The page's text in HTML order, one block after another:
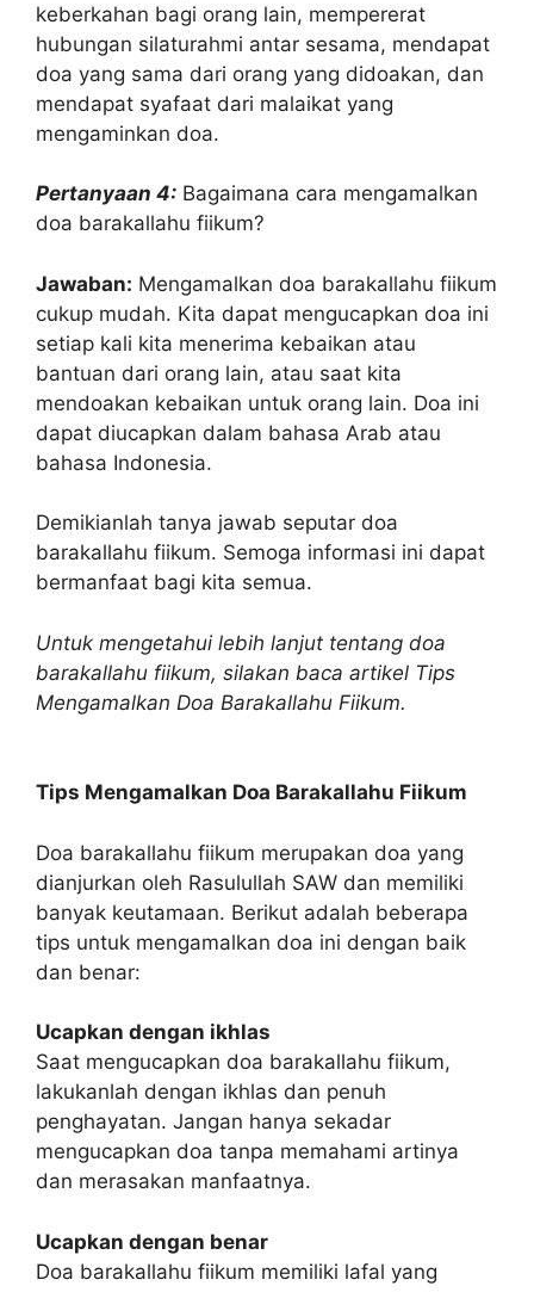
keberkahan bagi orang lain, mempererat
hubungan silaturahmi antar sesama, mendapat
doa yang sama dari orang yang didoakan, dan
mendapat syafaat dari malaikat yang
mengaminkan doa.
Pertanyaan 4: Bagaimana cara mengamalkan
doa barakallahu fiikum?
Jawaban: Mengamalkan doa barakallahu fiikum
cukup mudah. Kita dapat mengucapkan doa ini
setiap kali kita menerima kebaikan atau
bantuan dari orang lain, atau saat kita
mendoakan kebaikan untuk orang lain. Doa ini
dapat diucapkan dalam bahasa Arab atau
bahasa Indonesia.
Demikianlah tanya jawab seputar doa
barakallahu fiikum. Semoga informasi ini dapat
bermanfaat bagi kita semua.
Untuk mengetahui lebih lanjut tentang doa
barakallahu fiikum, silakan baca artikel Tips
Mengamalkan Doa Barakallahu Fiikum.
Tips Mengamalkan Doa Barakallahu Fiikum
Doa barakallahu fiikum merupakan doa yang
dianjurkan oleh Rasulullah SAW dan memiliki
banyak keutamaan. Berikut adalah beberapa
tips untuk mengamalkan doa ini dengan baik
dan benar:
Ucapkan dengan ikhlas
Saat mengucapkan doa barakallahu fiikum,
lakukanlah dengan ikhlas dan penuh
penghayatan. Jangan hanya sekadar
mengucapkan doa tanpa memahami artinya
dan merasakan manfaatnya.
Ucapkan dengan benar
Doa barakallahu fiikum memiliki lafal yang